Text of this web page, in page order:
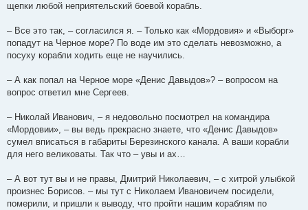
щепки любой неприятельский боевой корабль.
– Все это так, – согласился я. – Только как «Мордовия» и «Выборг»
попадут на Черное море? По воде им это сделать невозможно, а
посуху корабли ходить еще не научились.
– А как попал на Черное море «Денис Давыдов»? – вопросом на
вопрос ответил мне Сергеев.
– Николай Иванович, – я недовольно посмотрел на командира
«Мордовии», – вы ведь прекрасно знаете, что «Денис Давыдов»
сумел вписаться в габариты Березинского канала. А ваши корабли
для него великоваты. Так что – увы и ах…
– А вот тут вы и не правы, Дмитрий Николаевич, – с хитрой улыбкой
произнес Борисов. – мы тут с Николаем Ивановичем посидели,
померили, и пришли к выводу, что пройти нашим кораблям по